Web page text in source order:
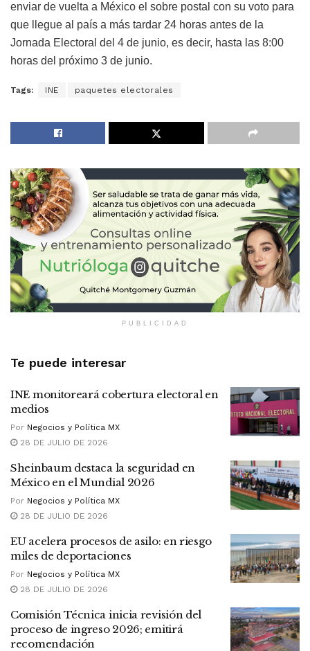
enviar de vuelta a México el sobre postal con su voto para
que llegue al país a más tardar 24 horas antes de la
Jornada Electoral del 4 de junio, es decir, hasta las 8:00
horas del próximo 3 de junio.
Tags: INE paquetes electorales
PUBLICIDAD
Te puede interesar
INE monitoreará cobertura electoral en
medios
Por Negocios y Política MX
28 DE JULIO DE 2026
Sheinbaum destaca la seguridad en
México en el Mundial 2026
Por Negocios y Política MX
28 DE JULIO DE 2026
EU acelera procesos de asilo: en riesgo
miles de deportaciones
Por Negocios y Política MX
28 DE JULIO DE 2026
Comisión Técnica inicia revisión del
proceso de ingreso 2026; emitirá
recomendación